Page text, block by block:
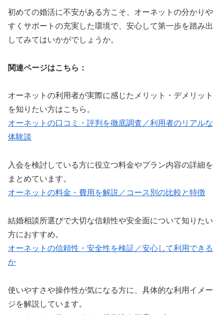
初めての婚活に不安がある方こそ、オーネットの分かりや
すくサポートの充実した環境で、安心して第一歩を踏み出
してみてはいかがでしょうか。
関連ページはこちら：
オーネットの利用者が実際に感じたメリット・デメリット
を知りたい方はこちら。
オーネットの口コミ・評判を徹底調査／利用者のリアルな
体験談
入会を検討している方に役立つ料金やプラン内容の詳細を
まとめています。
オーネットの料金・費用を解説／コース別の比較と特徴
結婚相談所選びで大切な信頼性や安全面について知りたい
方におすすめ。
オーネットの信頼性・安全性を検証／安心して利用できる
か
使いやすさや操作性が気になる方に、具体的な利用イメー
ジを解説しています。